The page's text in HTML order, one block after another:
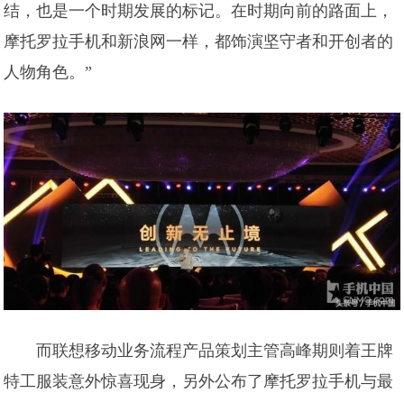
结，也是一个时期发展的标记。在时期向前的路面上，
摩托罗拉手机和新浪网一样，都饰演坚守者和开创者的
人物角色。”
而联想移动业务流程产品策划主管高峰期则着王牌
特工服装意外惊喜现身，另外公布了摩托罗拉手机与最